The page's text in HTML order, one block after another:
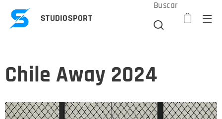
STUDIOSPORT
Buscar
Chile Away 2024